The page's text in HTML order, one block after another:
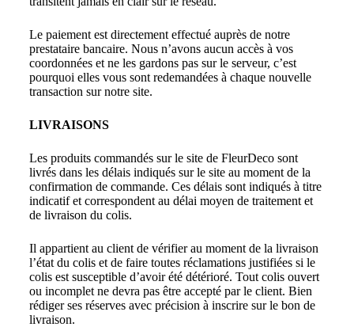
Le paiement est directement effectué auprès de notre
prestataire bancaire. Nous n’avons aucun accès à vos
coordonnées et ne les gardons pas sur le serveur, c’est
pourquoi elles vous sont redemandées à chaque nouvelle
transaction sur notre site.
LIVRAISONS
Les produits commandés sur le site de FleurDeco sont
livrés dans les délais indiqués sur le site au moment de la
confirmation de commande. Ces délais sont indiqués à titre
indicatif et correspondent au délai moyen de traitement et
de livraison du colis.
Il appartient au client de vérifier au moment de la livraison
l’état du colis et de faire toutes réclamations justifiées si le
colis est susceptible d’avoir été détérioré. Tout colis ouvert
ou incomplet ne devra pas être accepté par le client. Bien
rédiger ses réserves avec précision à inscrire sur le bon de
livraison.